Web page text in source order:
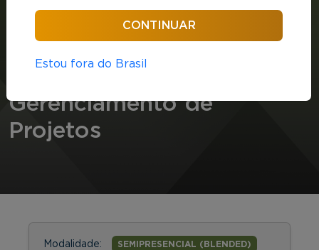
Gerenciamento de
Projetos
Modalidade: SEMIPRESENCIAL (BLENDED)
Estou fora do Brasil